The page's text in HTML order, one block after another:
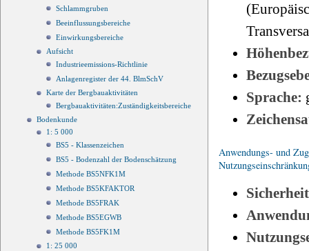
Schlammgruben
Beeinflussungsbereiche
Einwirkungsbereiche
Aufsicht
Industrieemissions-Richtlinie
Anlagenregister der 44. BlmSchV
Karte der Bergbauaktivitäten
Bergbauaktivitäten:Zuständigkeitsbereiche
Bodenkunde
1: 5 000
BS5 - Klassenzeichen
BS5 - Bodenzahl der Bodenschätzung
Methode BS5NFK1M
Methode BS5KFAKTOR
Methode BS5FRAK
Methode BS5EGWB
Methode BS5FK1M
1: 25 000
Sprache:
Anwendungs- und